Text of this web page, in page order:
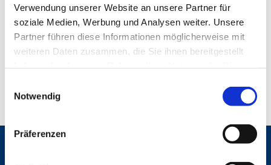
Verwendung unserer Website an unsere Partner für
soziale Medien, Werbung und Analysen weiter. Unsere
Partner führen diese Informationen möglicherweise mit
weiteren Daten zusammen, die Sie ihnen bereitgestellt
w
Notwendig
Präferenzen